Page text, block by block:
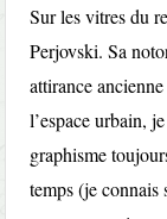
Sur les vitres du
Perjovski. Sa
attirance
l’espace urbain,
graphisme
temps (je connais